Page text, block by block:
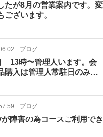
たが8月の営業案内です。変
ございます。
・ ブログ
13時〜管理人います。会
購入は管理人常駐日のみで
・ ブログ
障害の為コースご利用でき